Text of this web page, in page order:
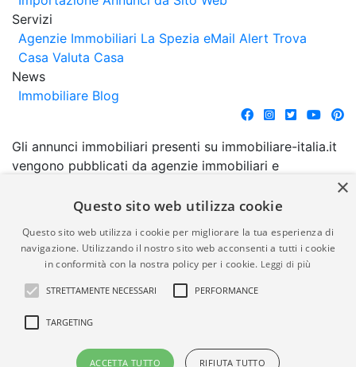
Servizi
Agenzie Immobiliari La Spezia eMail Alert Trova
Casa Valuta Casa
News
Immobiliare Blog
Gli annunci immobiliari presenti su immobiliare-italia.it
vengono pubblicati da agenzie immobiliari e
comporta l'approvazione o l'avallo da parte di
garanzia da parte di quest'ultima. immobiliare-italia.it
quindi non è responsabile della veridicità, della
correttezza, della completezza, della normativa in
materia di privacy e/o di alcun altro aspetto dei
suddetti annunci.
© Copyright 2007 - 2026
Powered by
×
Questo sito web utilizza cookie
Questo sito web utilizza i cookie per migliorare la tua esperienza di
navigazione. Utilizzando il nostro sito web acconsenti a tutti i cookie
in conformità con la nostra policy per i cookie. Leggi di più
STRETTAMENTE NECESSARI PERFORMANCE
TARGETING
ACCETTA TUTTO RIFIUTA TUTTO